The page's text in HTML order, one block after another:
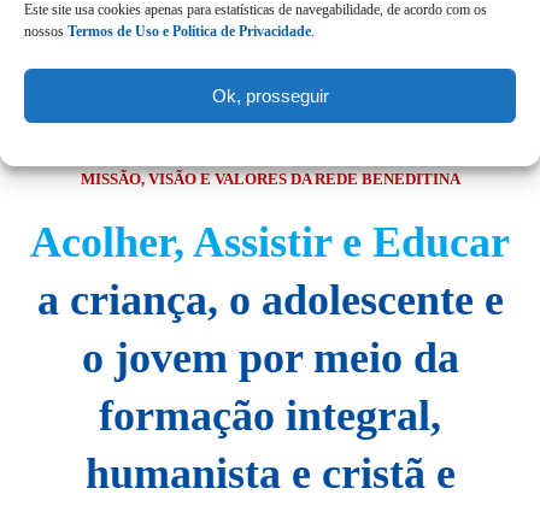
Este site usa cookies apenas para estatísticas de navegabilidade, de acordo com os
nossos Termos de Uso e Política de Privacidade.
Ok, prosseguir
MISSÃO, VISÃO E VALORES DA REDE BENEDITINA
Acolher, Assistir e Educar
a criança, o adolescente e
o jovem por meio da
formação integral,
humanista e cristã e